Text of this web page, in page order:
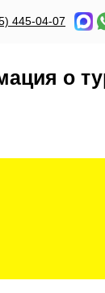
445-04-07
о